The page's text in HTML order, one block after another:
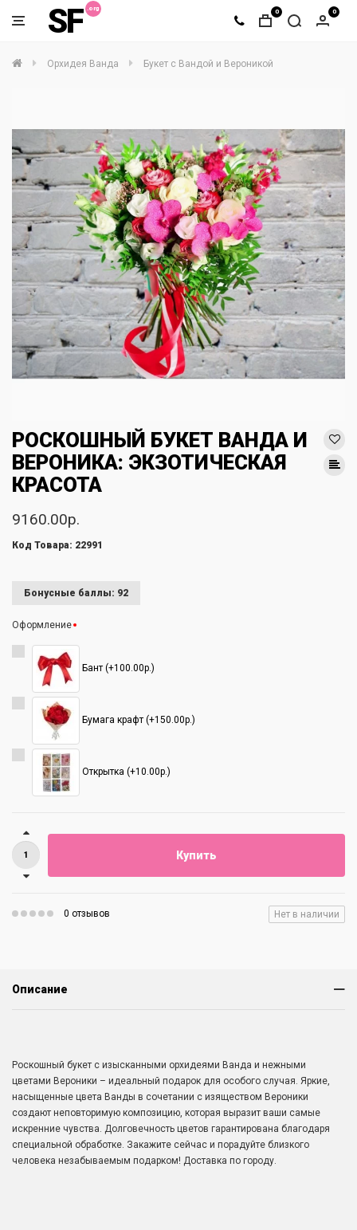
SF 0 0
Орхидея Ванда Букет с Вандой и Вероникой
РОСКОШНЫЙ БУКЕТ ВАНДА И
ВЕРОНИКА: ЭКЗОТИЧЕСКАЯ
КРАСОТА
9160.00р.
Код Товара: 22991
Бонусные баллы: 92
Оформление
Бант (+100.00р.)
Бумага крафт (+150.00р.)
Открытка (+10.00р.)
Купить
0 отзывов Нет в наличии
Описание
Роскошный букет с изысканными орхидеями Ванда и нежными
цветами Вероники – идеальный подарок для особого случая. Яркие,
насыщенные цвета Ванды в сочетании с изяществом Вероники
создают неповторимую композицию, которая выразит ваши самые
искренние чувства. Долговечность цветов гарантирована благодаря
специальной обработке. Закажите сейчас и порадуйте близкого
человека незабываемым подарком! Доставка по городу.